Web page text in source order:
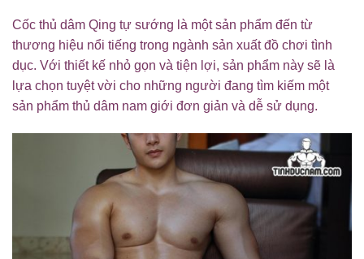
Cốc thủ dâm Qing tự sướng là một sản phẩm đến từ
thương hiệu nổi tiếng trong ngành sản xuất đồ chơi tình
dục. Với thiết kế nhỏ gọn và tiện lợi, sản phẩm này sẽ là
lựa chọn tuyệt vời cho những người đang tìm kiếm một
sản phẩm thủ dâm nam giới đơn giản và dễ sử dụng.